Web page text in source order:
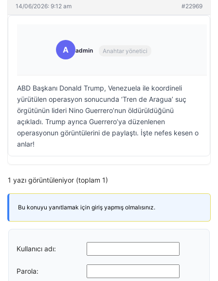
14/06/2026: 9:12 am #22969
A admin Anahtar yönetici
ABD Başkanı Donald Trump, Venezuela ile koordineli
yürütülen operasyon sonucunda ‘Tren de Aragua’ suç
örgütünün lideri Nino Guerrero’nun öldürüldüğünü
açıkladı. Trump ayrıca Guerrero’ya düzenlenen
operasyonun görüntülerini de paylaştı. İşte nefes kesen o
anlar!
1 yazı görüntüleniyor (toplam 1)
Bu konuyu yanıtlamak için giriş yapmış olmalısınız.
Kullanıcı adı:
Parola: